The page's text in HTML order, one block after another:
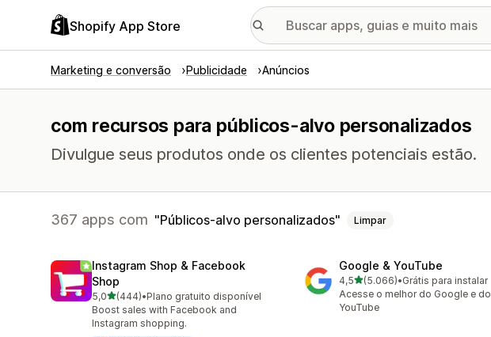
Shopify App Store
Marketing e conversão Publicidade Anúncios
com recursos para públicos-alvo personalizados
Divulgue seus produtos onde os clientes potenciais estão.
367 apps com Públicos-alvo personalizados Limpar
Instagram Shop & Facebook
Shop
5,0de 5 estrelas
(444)
444 avaliações ao todo
•Plano gratuito disponível
Boost sales with Facebook and
Instagram shopping.
Google & YouTube
4,5de 5 estrelas
(5.066)
5066 avaliações ao todo
•Grátis para instalar
Acesse o melhor do Google e do
YouTube